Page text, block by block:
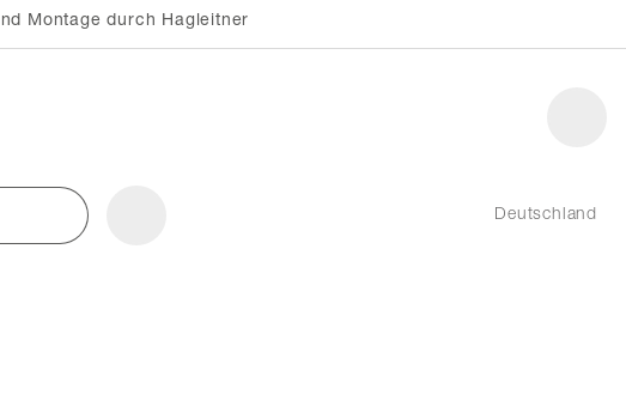
Montage durch Hagleitner
Deutschland